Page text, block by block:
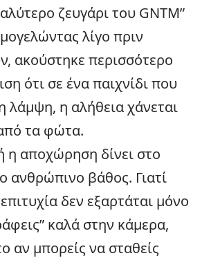
ζευγάρι του GNTM”
λίγο πριν
ακούστηκε περισσότερο
ότι σε ένα παιχνίδι που
λάμψη, η αλήθεια χάνεται
τα φώτα.
η αποχώρηση δίνει στο
ανθρώπινο βάθος. Γιατί
δεν εξαρτάται μόνο
καλά στην κάμερα,
αν μπορείς να σταθείς